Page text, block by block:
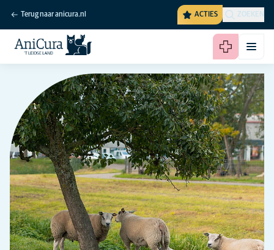
Terug naar anicura.nl ACTIES ZOEKEN